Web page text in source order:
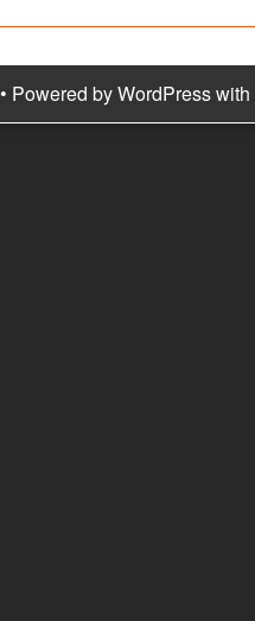
• Powered byWordPresswith